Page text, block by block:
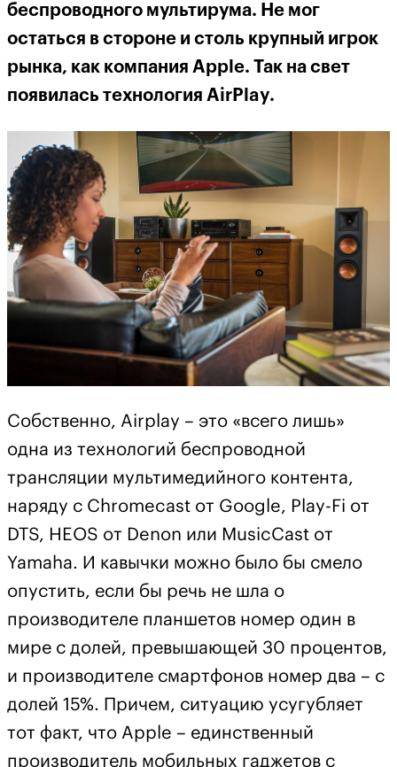
беспроводного мультирума. Не мог
остаться в стороне и столь крупный игрок
рынка, как компания Apple. Так на свет
появилась технология AirPlay.
Собственно, Airplay – это «всего лишь»
одна из технологий беспроводной
трансляции мультимедийного контента,
наряду с Chromecast от Google, Play-Fi от
DTS, HEOS от Denon или MusicCast от
Yamaha. И кавычки можно было бы смело
опустить, если бы речь не шла о
производителе планшетов номер один в
мире с долей, превышающей 30 процентов,
и производителе смартфонов номер два – с
долей 15%. Причем, ситуацию усугубляет
тот факт, что Apple – единственный
производитель мобильных гаджетов с